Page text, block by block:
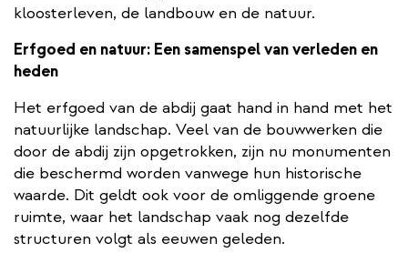
kloosterleven, de landbouw en de natuur.
Erfgoed en natuur: Een samenspel van verleden en
heden
Het erfgoed van de abdij gaat hand in hand met het
natuurlijke landschap. Veel van de bouwwerken die
door de abdij zijn opgetrokken, zijn nu monumenten
die beschermd worden vanwege hun historische
waarde. Dit geldt ook voor de omliggende groene
ruimte, waar het landschap vaak nog dezelfde
structuren volgt als eeuwen geleden.